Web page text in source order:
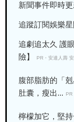
新聞事件即時
追蹤訂閱娛樂
追劇追太久 護
險】
PR・安達人壽
腹部脂肪的「
肚囊，瘦出...
PR
檸檬加它，堅